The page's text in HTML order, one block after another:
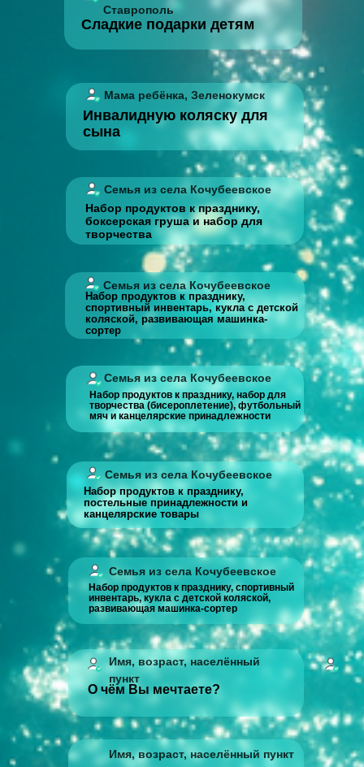
Мама ребёнка, Зеленокумск
Сладкие подарки детям
Инвалидную коляску для
сына
Семья из села Кочубеевское
Ставрополь
Набор продуктов к празднику, набор для
творчества (бисероплетение), футбольный
мяч и канцелярские принадлежности
Семья из села Кочубеевское
Набор продуктов к празднику,
спортивный инвентарь, кукла с детской
коляской, развивающая машинка-
сортер
Семья из села Кочубеевское
Набор продуктов к празднику,
боксерская груша и набор для
творчества
Семья из села Кочубеевское
Набор продуктов к празднику,
постельные принадлежности и
канцелярские товары
О чём Вы мечтаете?
Имя, возраст, населённый
пункт
Семья из села Кочубеевское
Набор продуктов к празднику, спортивный
инвентарь, кукла с детской коляской,
развивающая машинка-сортер
Имя, возраст, населённый пункт